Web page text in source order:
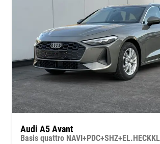
Audi A5 Avant
Basis quattro